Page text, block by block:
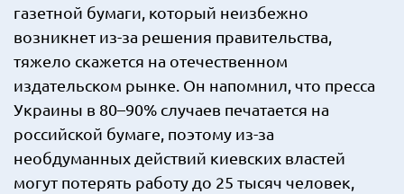
газетной бумаги, который неизбежно
возникнет из-за решения правительства,
тяжело скажется на отечественном
издательском рынке. Он напомнил, что пресса
Украины в 80–90% случаев печатается на
российской бумаге, поэтому из-за
необдуманных действий киевских властей
могут потерять работу до 25 тысяч человек,